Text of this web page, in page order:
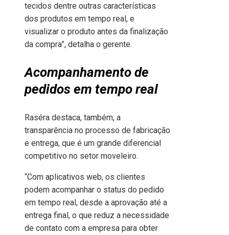
tecidos dentre outras características
dos produtos em tempo real, e
visualizar o produto antes da finalização
da compra”, detalha o gerente.
Acompanhamento de
pedidos em tempo real
Raséra destaca, também, a
transparência no processo de fabricação
e entrega, que é um grande diferencial
competitivo no setor moveleiro.
“Com aplicativos web, os clientes
podem acompanhar o status do pedido
em tempo real, desde a aprovação até a
entrega final, o que reduz a necessidade
de contato com a empresa para obter